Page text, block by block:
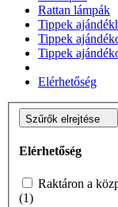
Rattan lámpák
Tippek
Tippek
Tippek
Elérhetőség
Szűrők elrejtése
Elérhetőség
Raktáron a
(1)